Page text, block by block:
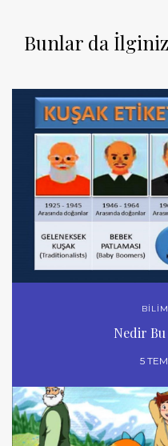
Bunlar da
Nedir
5